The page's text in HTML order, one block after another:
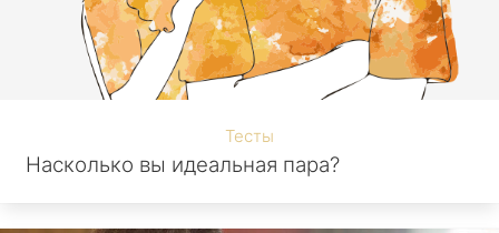
Тесты
Насколько вы идеальная пара?